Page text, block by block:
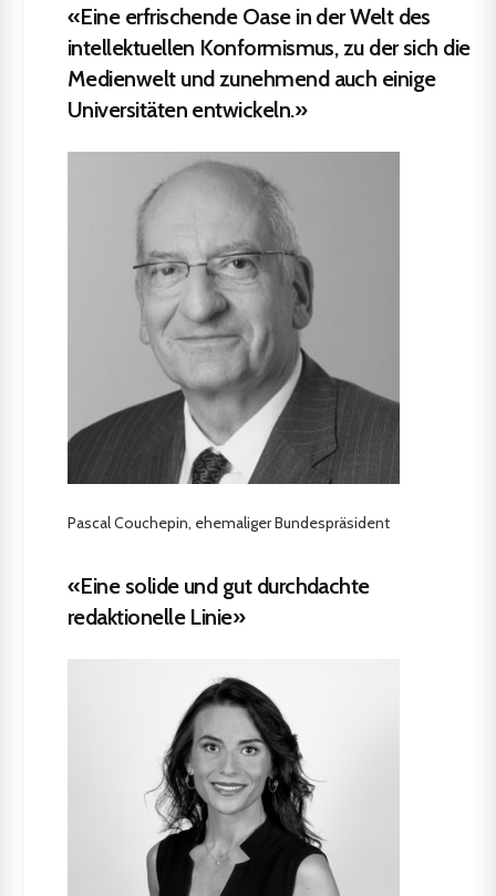
«Eine erfrischende Oase in der Welt des
intellektuellen Konformismus, zu der sich die
Medienwelt und zunehmend auch einige
Universitäten entwickeln.»
Pascal Couchepin, ehemaliger Bundespräsident
«Eine solide und gut durchdachte
redaktionelle Linie»